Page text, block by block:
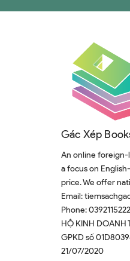
Gác Xép
An online foreign-
a focus on
price. We offer
Email:
Phone:0392115222
HỘ KINH DOANH
GPKD số
21/07/2020